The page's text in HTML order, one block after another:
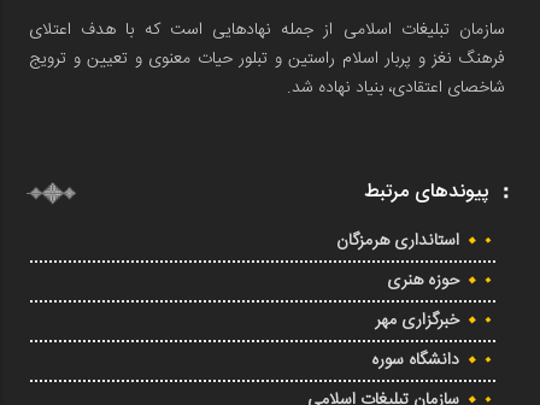
سازمان تبلیغات اسلامی از جمله نهادهایی است که با هدف اعتلای
فرهنگ نغز و پربار اسلام راستین و تبلور حیات معنوی و تعیین و ترویج
شاخصای اعتقادی، بنیاد نهاده شد.
پیوندهای مرتبط
استانداری هرمزگان
حوزه هنری
خبرگزاری مهر
دانشگاه سوره